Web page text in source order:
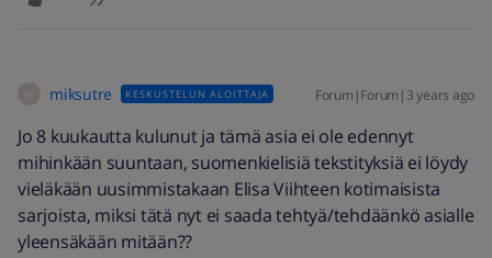
miksutre KESKUSTELUN ALOITTAJA Forum|Forum|3 years ago
Jo 8 kuukautta kulunut ja tämä asia ei ole edennyt
mihinkään suuntaan, suomenkielisiä tekstityksiä ei löydy
vieläkään uusimmistakaan Elisa Viihteen kotimaisista
sarjoista, miksi tätä nyt ei saada tehtyä/tehdäänkö asialle
yleensäkään mitään??